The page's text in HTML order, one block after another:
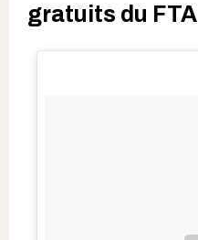
gratuits du FTA